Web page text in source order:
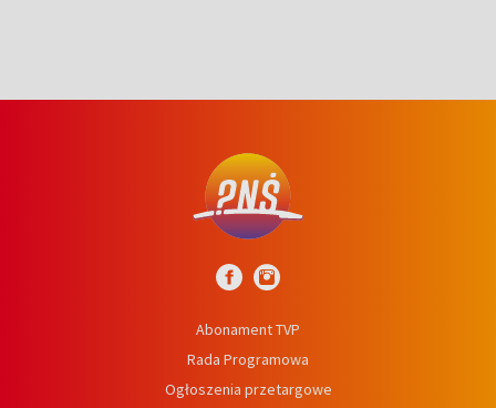
Abonament TVP
Rada Programowa
Ogłoszenia przetargowe